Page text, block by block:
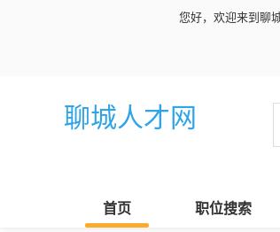
您好，欢迎来到聊
聊城人才网
首页 职位搜索